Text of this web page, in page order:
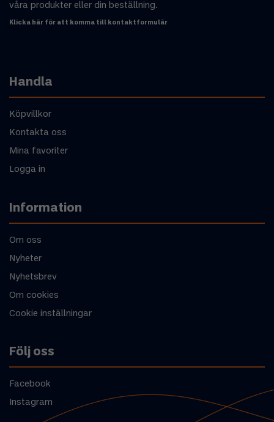
våra produkter eller din beställning.
Klicka här för att komma till kontaktformulär
Handla
Köpvillkor
Kontakta oss
Mina favoriter
Logga in
Information
Om oss
Nyheter
Nyhetsbrev
Om cookies
Cookie inställningar
Följ oss
Facebook
Instagram